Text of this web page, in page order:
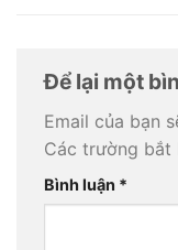
Để lại một
Email của bạn
Các trường bắt
Bình luận *